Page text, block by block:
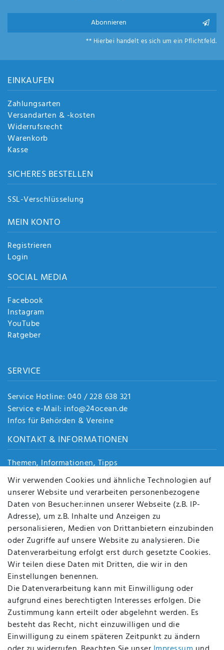
Abonnieren
** Hierbei handelt es sich um ein Pflichtfeld.
EINKAUFEN
Zahlungsarten
Versandarten & -kosten
Widerrufsrecht
Warenkorb
Kasse
SICHERES BESTELLEN
SSL-Verschlüsselung
MEIN KONTO
Registrieren
Login
SOCIAL MEDIA
Facebook
Instagram
YouTube
Ratgeber
SERVICE
Service Hotline: 040 / 228 638 321
Service e-Mail: info@24ocean.de
Infos für Behörden & Vereine
KONTAKT & INFORMATIONEN
Themen, Informationen, Tipps
Jobs
Über uns
Kontakt
Datenschutz
AGB
FAQ
Batterieentsorgung
Altölverordnung
Impressum
BEQUEM UND SICHER BEZAHLEN MIT
Wir verwenden Cookies und ähnliche Technologien auf
unserer Website und verarbeiten personenbezogene
Daten von Besucher:innen unserer Webseite (z.B. IP-
Adresse), um z.B. Inhalte und Anzeigen zu
personalisieren, Medien von Drittanbietern einzubinden
oder Zugriffe auf unsere Website zu analysieren. Die
Datenverarbeitung erfolgt erst durch gesetzte Cookies.
Wir teilen diese Daten mit Dritten, die wir in den
Einstellungen benennen.
Die Datenverarbeitung kann mit Einwilligung oder
aufgrund eines berechtigten Interesses erfolgen. Die
Zustimmung kann erteilt oder abgelehnt werden. Es
besteht das Recht, nicht einzuwilligen und die
Einwilligung zu einem späteren Zeitpunkt zu ändern